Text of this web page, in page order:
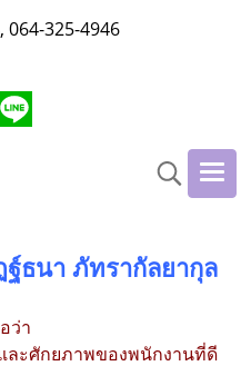
064-325-4946
ฐ์ธนา ภัทรากัลยากุล
ว่า
ละศักยภาพของพนักงานที่ดี